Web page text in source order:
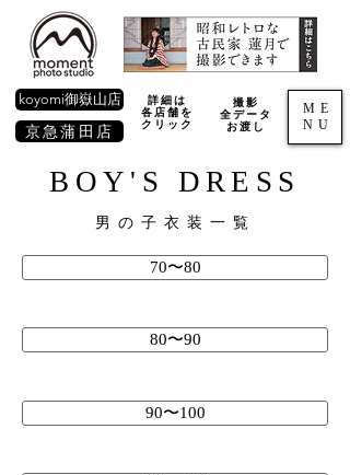
京急蒲田店
koyomi御嶽山店
撮影
全データ
お渡し
ME
NU
詳細は
各店舗を
​クリック
BOY'S DRESS
男の子衣装一覧
70〜80
80〜90
90〜100